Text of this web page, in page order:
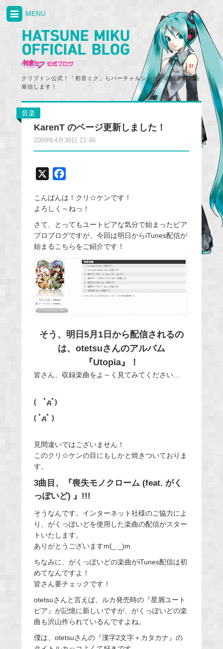
クリプトン公式！「初音ミク」らバーチャルシンガーの最新情報を
発信します！
MENU
音楽
KarenT のページ更新しました！
2009年4月30日 21:46
c
e
b
o
o
こんばんは！クリ☆ケンです！
よろしく～ねっ！
さて、とってもユートピアな気分で始まったピア
プロブログですが、今回は明日からiTunes配信が
始まるこちらをご紹介です！
そう、明日5月1日から配信されるの
は、otetsuさんのアルバム
『Utopia』！
皆さん、収録楽曲をよ～く見てみてください…
( ﾟдﾟ)
( ﾟдﾟ )
見間違いではございません！
このクリ☆ケンの目にもしかと焼きついておりま
す。
3曲目、『喪失モノクローム (feat. がく
っぽいど) 』!!!
そうなんです。インターネット社様のご協力によ
り、がくっぽいどを使用した楽曲の配信がスター
トいたします。
ありがとうございますm(_ _)m
ちなみに、がくっぽいどの楽曲がiTunes配信は初
めてなんですよ！
皆さん要チェックです！
otetsuさんと言えば、ルカ発売時の『星屑ユート
ピア』が記憶に新しいですが、がくっぽいどの楽
曲も沢山作られているんですよね。
僕は、otetsuさんの『漢字2文字＋カタカナ』の